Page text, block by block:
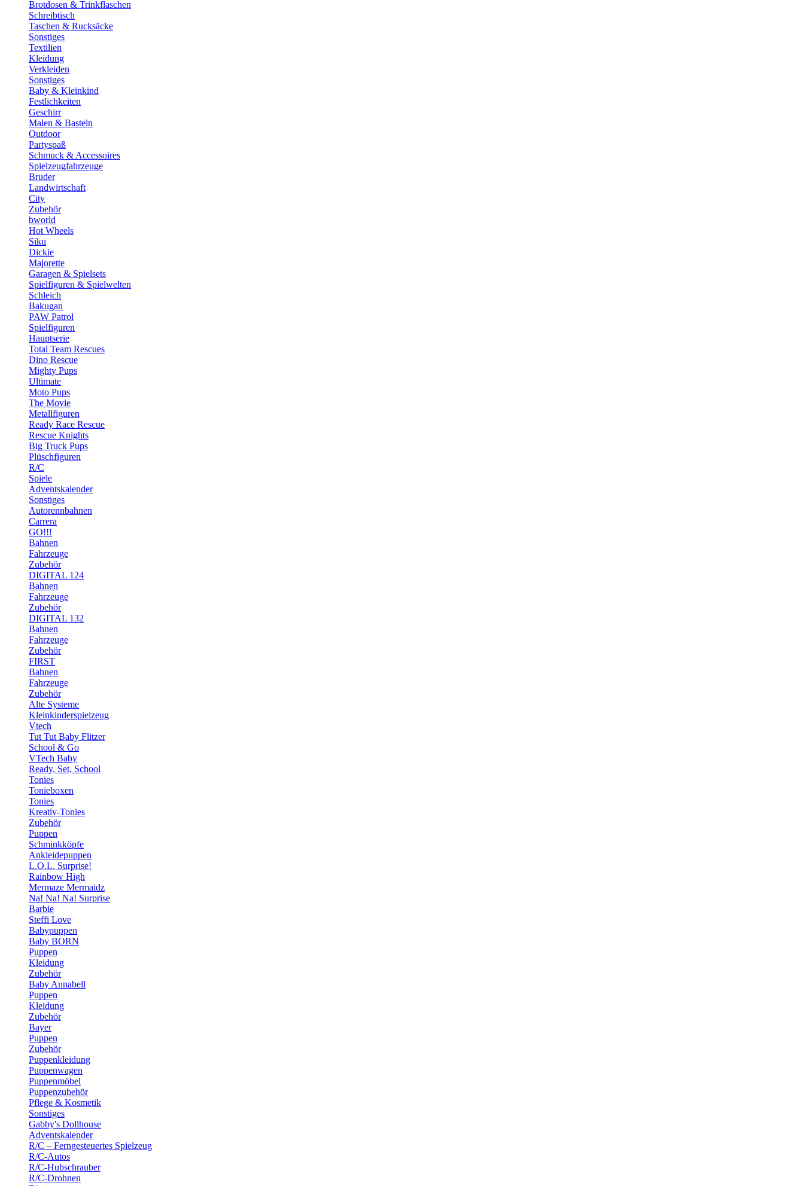
Brotdosen & Trinkflaschen
Schreibtisch
Taschen & Rucksäcke
Sonstiges
Textilien
Kleidung
Verkleiden
Sonstiges
Baby & Kleinkind
Festlichkeiten
Geschirr
Malen & Basteln
Outdoor
Partyspaß
Schmuck & Accessoires
Spielzeugfahrzeuge
Bruder
Landwirtschaft
City
Zubehör
bworld
Hot Wheels
Siku
Dickie
Majorette
Garagen & Spielsets
Spielfiguren & Spielwelten
Schleich
Bakugan
PAW Patrol
Spielfiguren
Hauptserie
Total Team Rescues
Dino Rescue
Mighty Pups
Ultimate
Moto Pups
The Movie
Metallfiguren
Ready Race Rescue
Rescue Knights
Big Truck Pups
Plüschfiguren
R/C
Spiele
Adventskalender
Sonstiges
Autorennbahnen
Carrera
GO!!!
Bahnen
Fahrzeuge
Zubehör
DIGITAL 124
Bahnen
Fahrzeuge
Zubehör
DIGITAL 132
Bahnen
Fahrzeuge
Zubehör
FIRST
Bahnen
Fahrzeuge
Zubehör
Alte Systeme
Kleinkinderspielzeug
Vtech
Tut Tut Baby Flitzer
School & Go
VTech Baby
Ready, Set, School
Tonies
Tonieboxen
Tonies
Kreativ-Tonies
Zubehör
Puppen
Schminkköpfe
Ankleidepuppen
L.O.L. Surprise!
Rainbow High
Mermaze Mermaidz
Na! Na! Na! Surprise
Barbie
Steffi Love
Babypuppen
Baby BORN
Puppen
Kleidung
Zubehör
Baby Annabell
Puppen
Kleidung
Zubehör
Bayer
Puppen
Zubehör
Puppenkleidung
Puppenwagen
Puppenmöbel
Puppenzubehör
Pflege & Kosmetik
Sonstiges
Gabby's Dollhouse
Adventskalender
R/C – Ferngesteuertes Spielzeug
R/C-Autos
R/C-Hubschrauber
R/C-Drohnen